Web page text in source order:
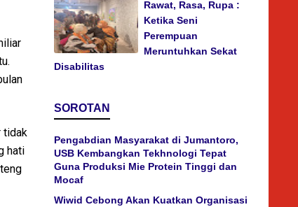
tidak
hati
Rawat, Rasa, Rupa :
Ketika Seni
Perempuan
Meruntuhkan Sekat
Disabilitas
SOROTAN
Pengabdian Masyarakat di Jumantoro,
USB Kembangkan Tekhnologi Tepat
Guna Produksi Mie Protein Tinggi dan
Mocaf
Wiwid Cebong Akan Kuatkan Organisasi